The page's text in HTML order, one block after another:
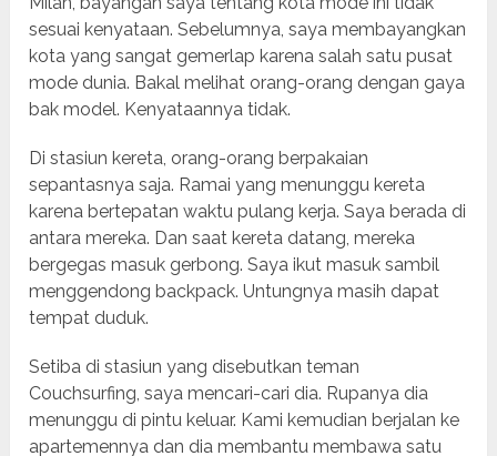
sesuai kenyataan. Sebelumnya, saya membayangkan
kota yang sangat gemerlap karena salah satu pusat
mode dunia. Bakal melihat orang-orang dengan gaya
bak model. Kenyataannya tidak.
Di stasiun kereta, orang-orang berpakaian
sepantasnya saja. Ramai yang menunggu kereta
karena bertepatan waktu pulang kerja. Saya berada di
antara mereka. Dan saat kereta datang, mereka
bergegas masuk gerbong. Saya ikut masuk sambil
menggendong backpack. Untungnya masih dapat
tempat duduk.
Setiba di stasiun yang disebutkan teman
Couchsurfing, saya mencari-cari dia. Rupanya dia
menunggu di pintu keluar. Kami kemudian berjalan ke
apartemennya dan dia membantu membawa satu